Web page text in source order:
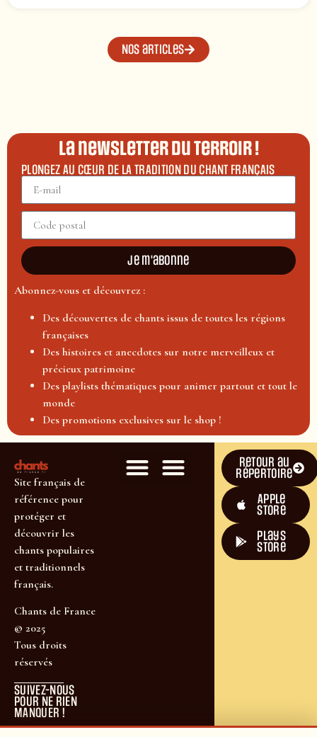
Nos articles
La newsletter du terroir !
PLONGEZ AU CŒUR DE LA TRADITION DU CHANT FRANÇAIS
Je m'abonne
Abonnez-vous et découvrez :
Des découvertes de chants issus de toutes les régions
françaises
Des histoires et anecdotes sur notre merveilleux et
précieux patrimoine
Des playlists thématiques pour animer partout et tout le
monde
Des promotions exclusives sur le shop !
Site français de
référence pour
protéger et
découvrir les
chants populaires
et traditionnels
français.
Chants de France
© 2025
Tous droits
réservés
SUIVEZ-NOUS
POUR NE RIEN
MANQUER !
Retour au
répertoire
Apple
Store
plays
store